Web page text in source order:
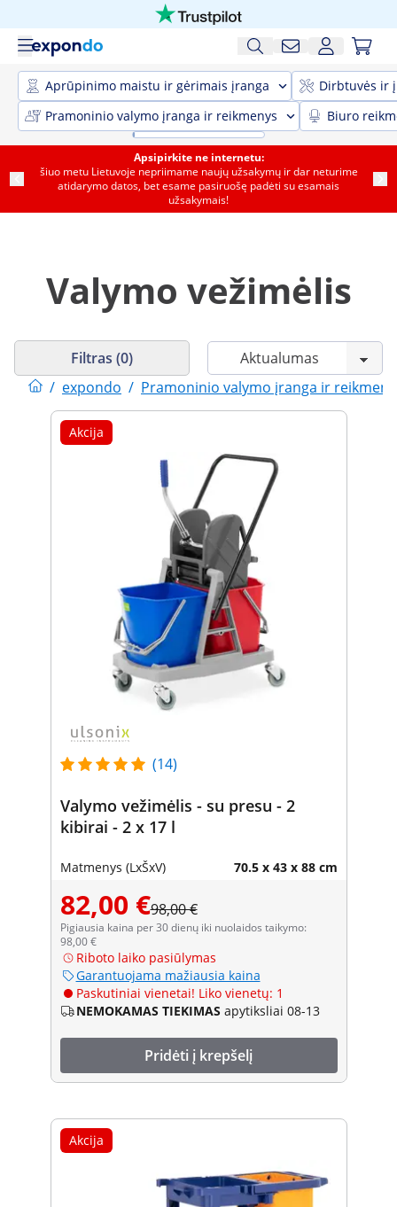
Aprūpinimo maistu ir gėrimais įranga
Dirbtuvės ir
Pramoninio valymo įranga ir reikmenys
Biuro
Apsipirkite ne internetu:
šiuo metu Lietuvoje nepriimame naujų užsakymų ir dar neturime
atidarymo datos, bet esame pasiruošę padėti su esamais
užsakymais!
Valymo vežimėlis
/ expondo / Pramoninio valymo įranga ir
Filtras (0)
Akcija
(14)
Valymo vežimėlis - su presu - 2
kibirai - 2 x 17 l
Matmenys (LxŠxV) 70.5 x 43 x 88 cm
82,00 €98,00 €
Pigiausia kaina per 30 dienų iki nuolaidos taikymo:
98,00 €
Riboto laiko pasiūlymas
Garantuojama mažiausia kaina
Paskutiniai vienetai! Liko vienetų: 1
NEMOKAMAS TIEKIMAS apytiksliai 08-13
Pridėti į krepšelį
Akcija